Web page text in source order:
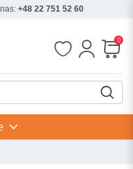
+48 22 751 52 60
0